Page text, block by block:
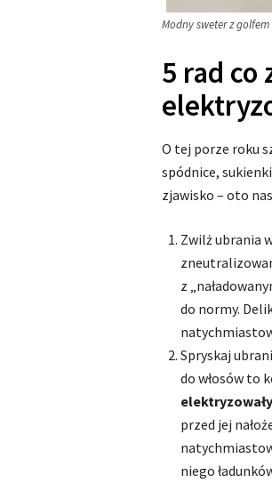
Modny sweter z
5 rad co
O tej porze roku
spódnice,
zjawisko – oto
Zwilż ubrania
z
do normy.
Spryskaj
do włosów to
elektryzowały
przed jej
niego